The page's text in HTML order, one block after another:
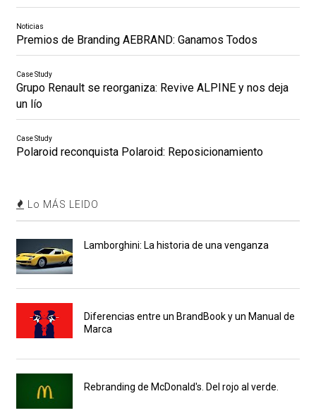
Noticias
Premios de Branding AEBRAND: Ganamos Todos
Case Study
Grupo Renault se reorganiza: Revive ALPINE y nos deja
un lío
Case Study
Polaroid reconquista Polaroid: Reposicionamiento
Lo MÁS LEIDO
Lamborghini: La historia de una venganza
Diferencias entre un BrandBook y un Manual de
Marca
Rebranding de McDonald's. Del rojo al verde.